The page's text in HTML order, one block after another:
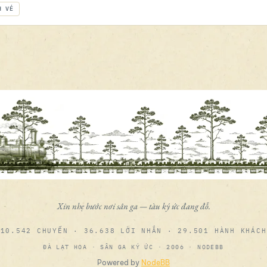
VÉ
Xin nhẹ bước nơi sân ga — tàu ký ức đang đỗ.
10.542 CHUYẾN · 36.638 LỜI NHẮN · 29.501 HÀNH KHÁCH
ĐÀ LẠT HOA · SÂN GA KÝ ỨC · 2006 · NODEBB
Powered by NodeBB